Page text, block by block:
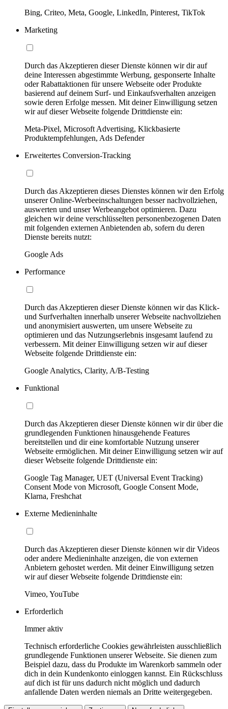
Bing, Criteo, Meta, Google, LinkedIn, Pinterest, TikTok
Marketing
Durch das Akzeptieren dieser Dienste können wir dir auf
deine Interessen abgestimmte Werbung, gesponserte Inhalte
oder Rabattaktionen für unsere Webseite oder Produkte
basierend auf deinem Surf- und Einkaufsverhalten anzeigen
sowie deren Erfolge messen. Mit deiner Einwilligung setzen
wir auf dieser Webseite folgende Drittdienste ein:
Meta-Pixel, Microsoft Advertising, Klickbasierte
Produktempfehlungen, Ads Defender
Erweitertes Conversion-Tracking
Durch das Akzeptieren dieses Dienstes können wir den Erfolg
unserer Online-Werbeeinschaltungen besser nachvollziehen,
auswerten und unser Werbeangebot optimieren. Dazu
gleichen wir deine verschlüsselten personenbezogenen Daten
mit folgenden externen Anbietenden ab, sofern du deren
Dienste bereits nutzt:
Google Ads
Performance
Durch das Akzeptieren dieser Dienste können wir das Klick-
und Surfverhalten innerhalb unserer Webseite nachvollziehen
und anonymisiert auswerten, um unsere Webseite zu
optimieren und das Nutzungserlebnis insgesamt laufend zu
verbessern. Mit deiner Einwilligung setzen wir auf dieser
Webseite folgende Drittdienste ein:
Google Analytics, Clarity, A/B-Testing
Funktional
Durch das Akzeptieren dieser Dienste können wir dir über die
grundlegenden Funktionen hinausgehende Features
bereitstellen und dir eine komfortable Nutzung unserer
Webseite ermöglichen. Mit deiner Einwilligung setzen wir auf
dieser Webseite folgende Drittdienste ein:
Google Tag Manager, UET (Universal Event Tracking)
Consent Mode von Microsoft, Google Consent Mode,
Klarna, Freshchat
Externe Medieninhalte
Durch das Akzeptieren dieser Dienste können wir dir Videos
oder andere Medieninhalte anzeigen, die von externen
Anbietern gehostet werden. Mit deiner Einwilligung setzen
wir auf dieser Webseite folgende Drittdienste ein:
Vimeo, YouTube
Erforderlich
Immer aktiv
Technisch erforderliche Cookies gewährleisten ausschließlich
grundlegende Funktionen unserer Webseite. Sie dienen zum
Beispiel dazu, dass du Produkte im Warenkorb sammeln oder
dich in dein Kundenkonto einloggen kannst. Ein Rückschluss
auf dich ist für uns dadurch nicht möglich und dadurch
anfallende Daten werden niemals an Dritte weitergegeben.